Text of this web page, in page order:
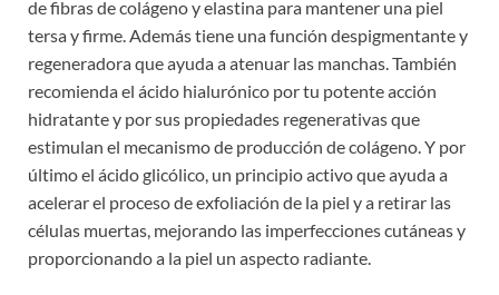
de fibras de colágeno y elastina para mantener una piel
tersa y firme. Además tiene una función despigmentante y
regeneradora que ayuda a atenuar las manchas. También
recomienda el ácido hialurónico por tu potente acción
hidratante y por sus propiedades regenerativas que
estimulan el mecanismo de producción de colágeno. Y por
último el ácido glicólico, un principio activo que ayuda a
acelerar el proceso de exfoliación de la piel y a retirar las
células muertas, mejorando las imperfecciones cutáneas y
proporcionando a la piel un aspecto radiante.